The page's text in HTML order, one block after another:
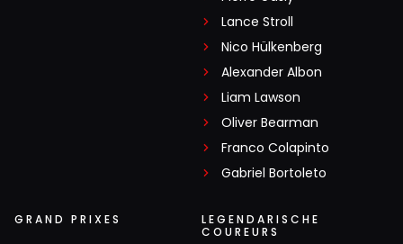
Lance Stroll
Nico Hülkenberg
Alexander Albon
Liam Lawson
Oliver Bearman
Franco Colapinto
Gabriel Bortoleto
GRAND PRIXES
LEGENDARISCHE
COUREURS